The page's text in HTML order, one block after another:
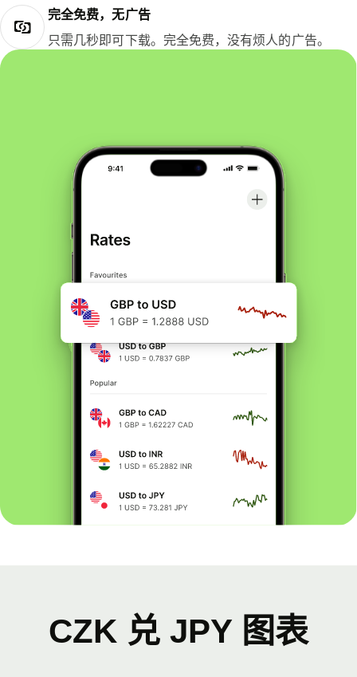
完全免费，无广告
只需几秒即可下载。完全免费，没有烦人的广告。
CZK 兑 JPY 图表